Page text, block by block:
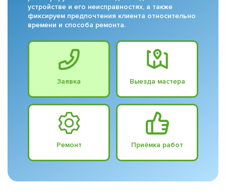
устройстве и его неисправностях, а также
фиксируем предпочтения клиента относительно
времени и способа ремонта.
Заявка Выезда мастера
Ремонт Приёмка работ